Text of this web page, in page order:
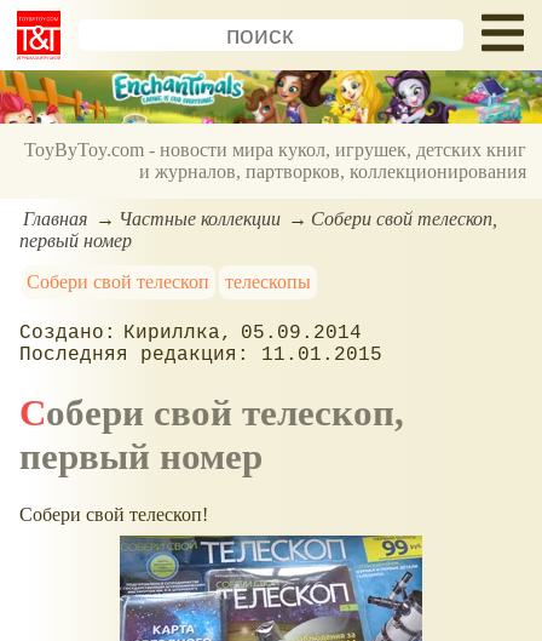
ToyByToy.com - новости мира кукол, игрушек, детских книг
и журналов, партворков, коллекционирования
Главная Частные коллекции
Собери свой телескоп,
первый номер
Собери свой телескоп
телескопы
Кириллка
05.09.2014
11.01.2015
Собери свой телескоп,
первый номер
Собери свой телескоп!